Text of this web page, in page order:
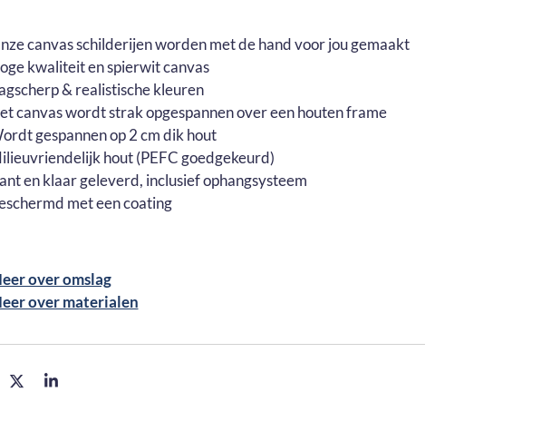
canvas schilderijen worden met de hand voor jou gemaakt
kwaliteit en spierwit canvas
& realistische kleuren
canvas wordt strak opgespannen over een houten frame
gespannen op 2 cm dik hout
hout (PEFC goedgekeurd)
en klaar geleverd, inclusief ophangsysteem
met een coating
over omslag
over materialen
D
S